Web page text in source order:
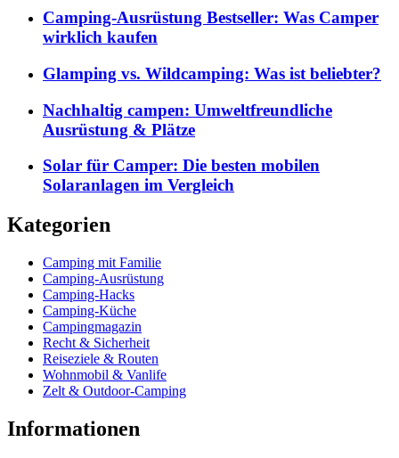
Camping-Ausrüstung Bestseller: Was Camper
wirklich kaufen
Glamping vs. Wildcamping: Was ist beliebter?
Nachhaltig campen: Umweltfreundliche
Ausrüstung & Plätze
Solar für Camper: Die besten mobilen
Solaranlagen im Vergleich
Kategorien
Camping mit Familie
Camping-Ausrüstung
Camping-Hacks
Camping-Küche
Campingmagazin
Recht & Sicherheit
Reiseziele & Routen
Wohnmobil & Vanlife
Zelt & Outdoor-Camping
Informationen